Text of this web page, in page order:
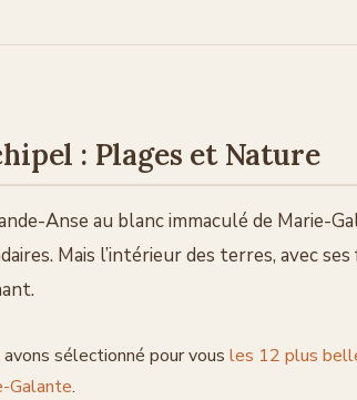
: Plages et Nature
Anse au blanc immaculé de Marie-
Mais l’intérieur des terres, avec
avons sélectionné pour vous les 12 plus
Galante.